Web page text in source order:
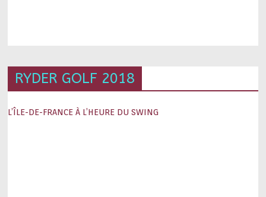
RYDER GOLF 2018
L’ÎLE-DE-FRANCE À L’HEURE DU SWING